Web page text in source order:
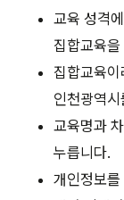
교육 성격
집합교육
집합교육
인천광역
교육명과
누릅니다.
개인정보